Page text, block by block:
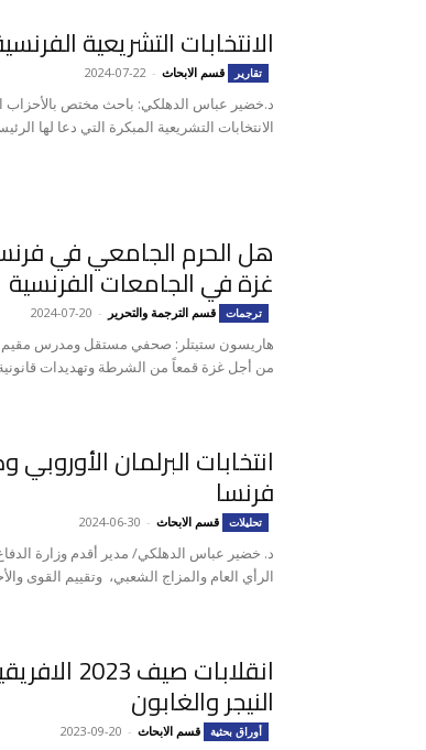
الانتخابات التشريعية
تقارير قسم الابحاث -
2024-07-22
د.خضير عباس الدهلكي: باحث مختص بالأحزاب
الانتخابات التشريعية المبكرة التي دعا لها
هل الحرم الجامعي في
غزة في الجامعات الفرنسية
ترجمات قسم الترجمة والتحرير -
2024-07-20
هاريسون ستيتلر: صحفي مستقل ومدرس مقيم
من أجل غزة قمعاً من الشرطة وتهديدات
انتخابات البرلمان
فرنسا
تحليلات قسم الابحاث -
2024-06-30
د. خضير عباس الدهلكي/ مدير أقدم وزارة الدفاع
الرأي العام والمزاج الشعبي، وتقييم القوى
انقلابات
النيجر والغابون
أوراق بحثية قسم الابحاث -
2023-09-20